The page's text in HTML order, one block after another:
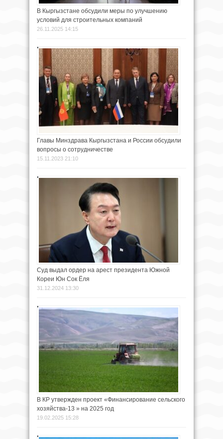
В Кыргызстане обсудили меры по улучшению
условий для строительных компаний
26.11.2025 14:15
Главы Минздрава Кыргызстана и России обсудили
вопросы о сотрудничестве
15.11.2023 21:10
Суд выдал ордер на арест президента Южной
Кореи Юн Сок Ёля
31.12.2024 13:30
В КР утвержден проект «Финансирование сельского
хозяйства-13 » на 2025 год
19.02.2025 15:28